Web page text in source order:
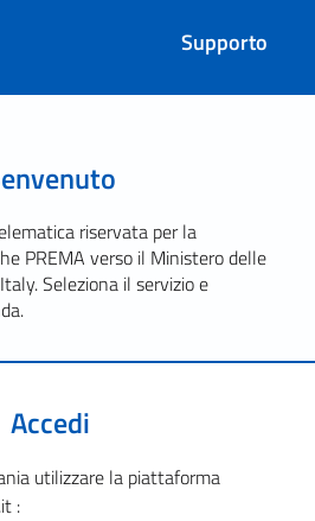
Supporto
riservata per la
PREMA verso il Ministero delle
Seleziona il servizio e
Accedi
utilizzare la piattaforma
: